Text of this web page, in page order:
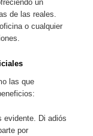
un
de las reales.
o cualquier
las que
evidente. Di adiós
por